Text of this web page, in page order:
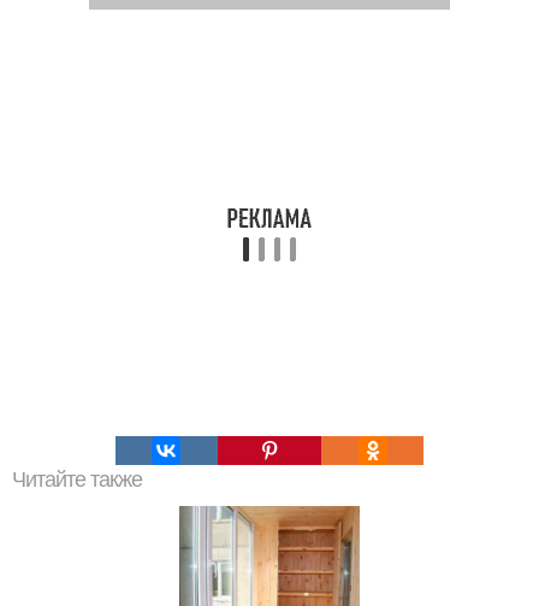
Читайте также